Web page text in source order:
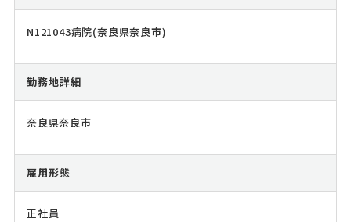
N121043病院(奈良県奈良市)
勤務地詳細
奈良県奈良市
雇用形態
正社員